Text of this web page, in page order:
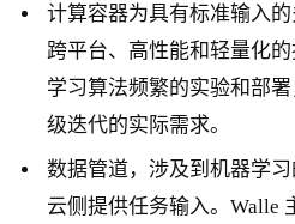
计算容器为具有标准输入
跨平台、高性能和轻量化
学习算法频繁的实验和部
级迭代的实际需求。
数据管道，涉及到机器学
云侧提供任务输入。Walle